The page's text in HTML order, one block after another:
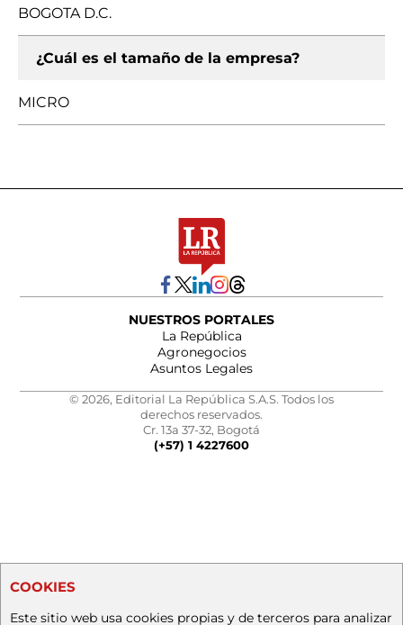
BOGOTA D.C.
¿Cuál es el tamaño de la empresa?
MICRO
NUESTROS PORTALES
La República
Agronegocios
Asuntos Legales
© 2026, Editorial La República S.A.S. Todos los
derechos reservados.
Cr. 13a 37-32, Bogotá
(+57) 1 4227600
COOKIES
Este sitio web usa cookies propias y de terceros para analizar